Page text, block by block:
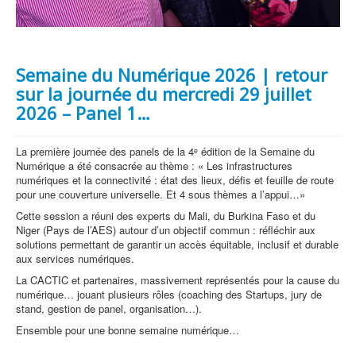
Semaine du Numérique 2026 | retour
sur la journée du mercredi 29 juillet
2026 – Panel 1…
La première journée des panels de la 4ᵉ édition de la Semaine du
Numérique a été consacrée au thème : « Les infrastructures
numériques et la connectivité : état des lieux, défis et feuille de route
pour une couverture universelle. Et 4 sous thèmes a l’appui…»
Cette session a réuni des experts du Mali, du Burkina Faso et du
Niger (Pays de l’AES) autour d’un objectif commun : réfléchir aux
solutions permettant de garantir un accès équitable, inclusif et durable
aux services numériques.
La CACTIC et partenaires, massivement représentés pour la cause du
numérique… jouant plusieurs rôles (coaching des Startups, jury de
stand, gestion de panel, organisation…).
Ensemble pour une bonne semaine numérique…